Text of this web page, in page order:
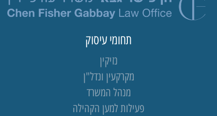
תחומי עיסוק
נזיקין
מקרקעין ונדל"ן
מנהל המשרד
פעילות למען הקהילה